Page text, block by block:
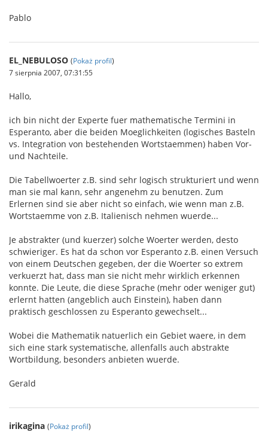
Pablo
EL_NEBULOSO (Pokaż profil)
7 sierpnia 2007, 07:31:55
Hallo,
ich bin nicht der Experte fuer mathematische Termini in
Esperanto, aber die beiden Moeglichkeiten (logisches Basteln
vs. Integration von bestehenden Wortstaemmen) haben Vor-
und Nachteile.
Die Tabellwoerter z.B. sind sehr logisch strukturiert und wenn
man sie mal kann, sehr angenehm zu benutzen. Zum
Erlernen sind sie aber nicht so einfach, wie wenn man z.B.
Wortstaemme von z.B. Italienisch nehmen wuerde...
Je abstrakter (und kuerzer) solche Woerter werden, desto
schwieriger. Es hat da schon vor Esperanto z.B. einen Versuch
von einem Deutschen gegeben, der die Woerter so extrem
verkuerzt hat, dass man sie nicht mehr wirklich erkennen
konnte. Die Leute, die diese Sprache (mehr oder weniger gut)
erlernt hatten (angeblich auch Einstein), haben dann
praktisch geschlossen zu Esperanto gewechselt...
Wobei die Mathematik natuerlich ein Gebiet waere, in dem
sich eine stark systematische, allenfalls auch abstrakte
Wortbildung, besonders anbieten wuerde.
Gerald
irikagina (Pokaż profil)